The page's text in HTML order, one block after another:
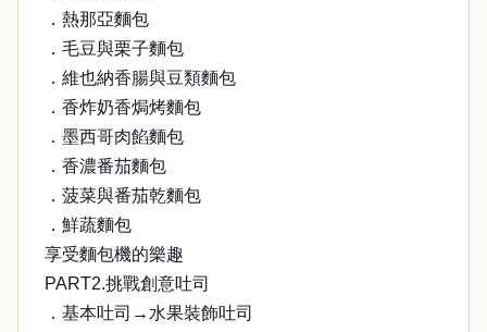
．熱那亞麵包
．毛豆與栗子麵包
．維也納香腸與豆類麵包
．香炸奶香焗烤麵包
．墨西哥肉餡麵包
．香濃番茄麵包
．菠菜與番茄乾麵包
．鮮蔬麵包
享受麵包機的樂趣
PART2.挑戰創意吐司
．基本吐司→水果裝飾吐司